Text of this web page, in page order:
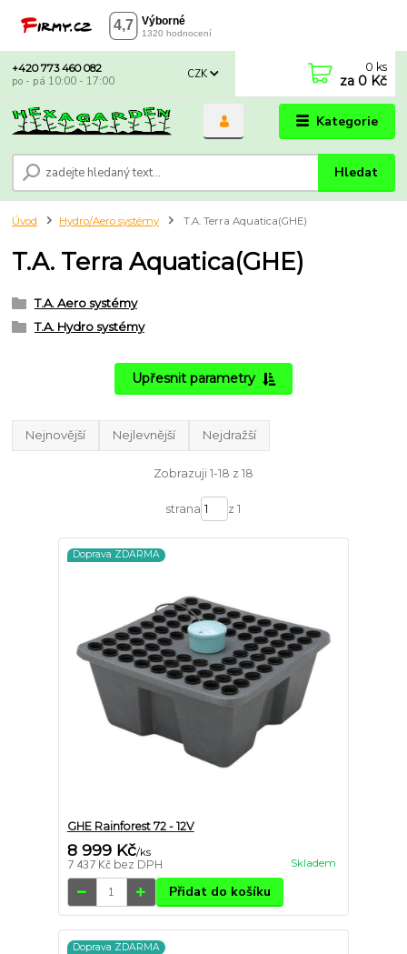
Kategorie
CZK
Hledat
+420 773 460 082
po - pá 10:00 - 17:00
0 ks
za 0 Kč
Úvod Hydro/Aero systémy T.A. Terra Aquatica(GHE)
T.A. Terra Aquatica(GHE)
T.A. Aero systémy
T.A. Hydro systémy
Upřesnit parametry
Nejnovější Nejlevnější Nejdražší
Zobrazuji 1-18 z 18
strana z 1
Doprava ZDARMA
GHE Rainforest 72 - 12V
8 999 Kč/ks
7 437 Kč bez DPH Skladem
Přidat do košíku
Doprava ZDARMA